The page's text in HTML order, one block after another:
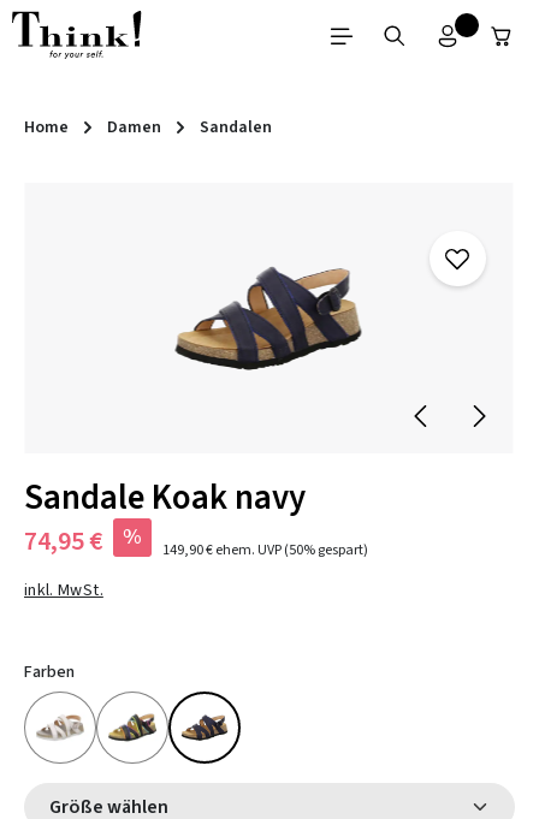
Zum Hauptinhalt springen
Home Damen Sandalen
Sandale Koak navy
74,95 € % 149,90 €ehem. UVP(50% gespart)
inkl. MwSt.
Farben
Größe wählen